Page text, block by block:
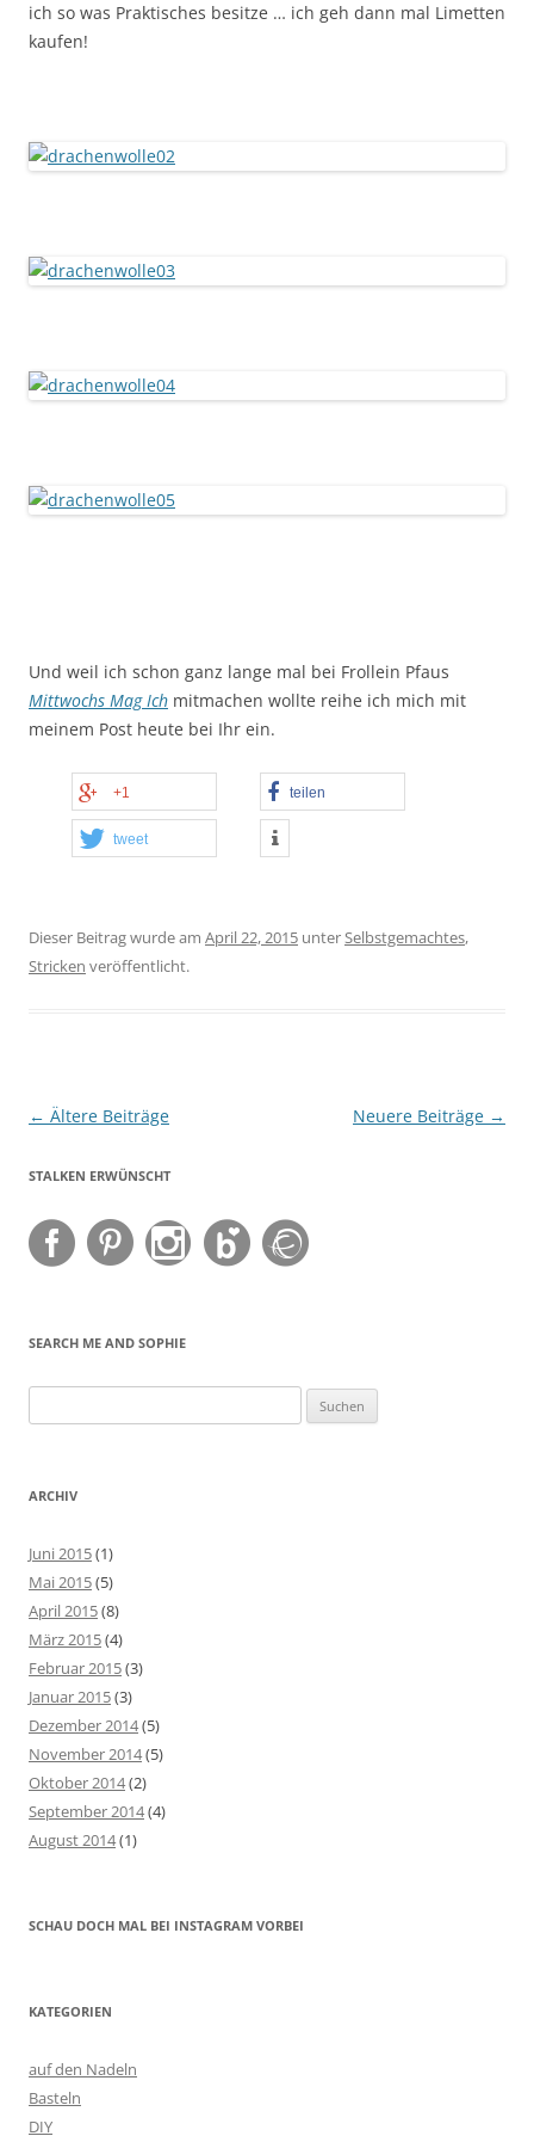
ich so was Praktisches besitze … ich geh dann mal Limetten
kaufen!
Und weil ich schon ganz lange mal bei Frollein Pfaus
Mittwochs Mag Ich mitmachen wollte reihe ich mich mit
meinem Post heute bei Ihr ein.
+1 teilen
tweet
Dieser Beitrag wurde am April 22, 2015 unterSelbstgemachtes,
Stricken veröffentlicht.
Beitragsnavigation
← Ältere Beiträge Neuere Beiträge →
STALKEN ERWÜNSCHT
SEARCH ME AND SOPHIE
nach:
ARCHIV
Juni 2015(1)
Mai 2015(5)
April 2015(8)
März 2015(4)
Februar 2015(3)
Januar 2015(3)
Dezember 2014(5)
November 2014(5)
Oktober 2014(2)
September 2014(4)
August 2014(1)
SCHAU DOCH MAL BEI INSTAGRAM VORBEI
KATEGORIEN
auf den Nadeln
Basteln
DIY